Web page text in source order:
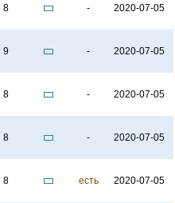
8 - 2020-07-05
9 - 2020-07-05
8 - 2020-07-05
8 - 2020-07-05
8 есть 2020-07-05